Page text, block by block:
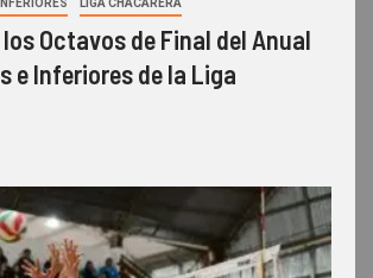
INFERIORES LIGA CHACARERA
Octavos de Final del Anual
e Inferiores de la Liga